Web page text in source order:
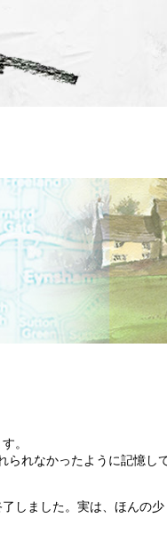
。
られなかったように記憶し
しました。実は、ほんの